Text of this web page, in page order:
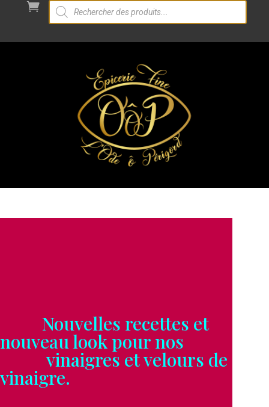

Recherche
de
Nouvelles recettes et
nouveau look pour nos
vinaigres et velours de
vinaigre.